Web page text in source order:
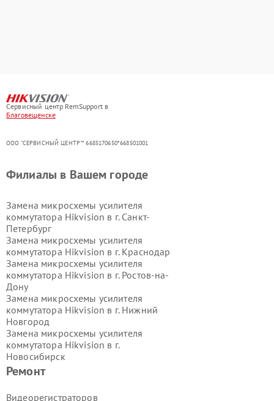
Сервисный центр RemSupport в
Благовещенске
ООО "СЕРВИСНЫЙ ЦЕНТР"* 6685170650*668501001
Ремонт
Видеорегистраторов
Филиалы в Вашем городе
Замена микросхемы усилителя
коммутатора Hikvision в г. Санкт-
Петербург
Замена микросхемы усилителя
коммутатора Hikvision в г. Краснодар
Замена микросхемы усилителя
коммутатора Hikvision в г. Ростов-на-
Дону
Замена микросхемы усилителя
коммутатора Hikvision в г. Нижний
Новгород
Замена микросхемы усилителя
коммутатора Hikvision в г.
Новосибирск
Замена микросхемы усилителя
Екатеринбург